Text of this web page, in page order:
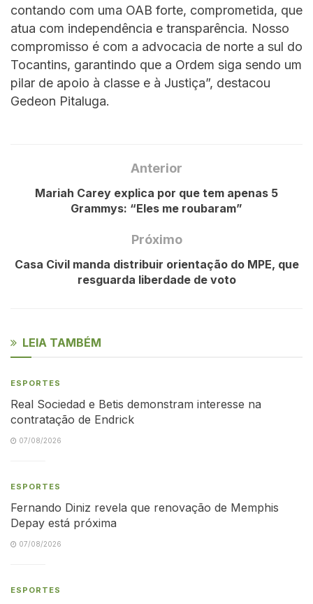
contando com uma OAB forte, comprometida, que
atua com independência e transparência. Nosso
compromisso é com a advocacia de norte a sul do
Tocantins, garantindo que a Ordem siga sendo um
pilar de apoio à classe e à Justiça”, destacou
Gedeon Pitaluga.
Anterior
Mariah Carey explica por que tem apenas 5
Grammys: “Eles me roubaram”
Próximo
Casa Civil manda distribuir orientação do MPE, que
resguarda liberdade de voto
LEIA TAMBÉM
ESPORTES
Real Sociedad e Betis demonstram interesse na
contratação de Endrick
07/08/2026
ESPORTES
Fernando Diniz revela que renovação de Memphis
Depay está próxima
07/08/2026
ESPORTES